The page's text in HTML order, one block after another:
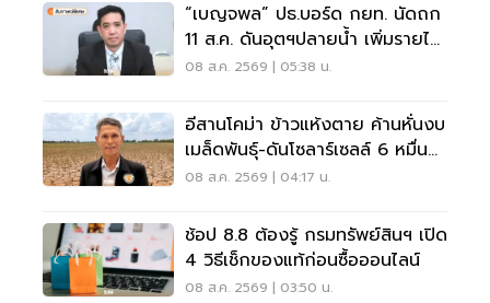
“เบญจพล” ปธ.บอร์ด กยท. นัดถก
11 ส.ค. ดันอุตฯปลายน้ำ เพิ่มรายได้
สวนยาง
08 ส.ค. 2569 | 05:38 น.
อีสานโคม่า ข้าวแห้งตาย ค้านหั่นงบ
เมล็ดพันธุ์-ดันโซลาร์เซลล์ 6 หมื่น
ล้าน
08 ส.ค. 2569 | 04:17 น.
ช้อป 8.8 ต้องรู้ กรมทรัพย์สินฯ เปิด
4 วิธีเช็กของแท้ก่อนซื้อออนไลน์
08 ส.ค. 2569 | 03:50 น.